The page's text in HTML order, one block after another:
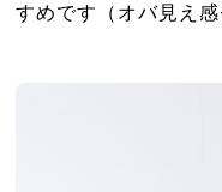
すめです（オバ見え感